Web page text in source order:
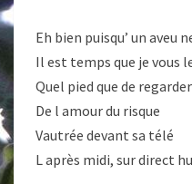
Eh bien puisqu’ un aveu
Il est temps que je vous
Quel pied que de
De l amour du risque
Vautrée devant sa télé
L après midi, sur direct